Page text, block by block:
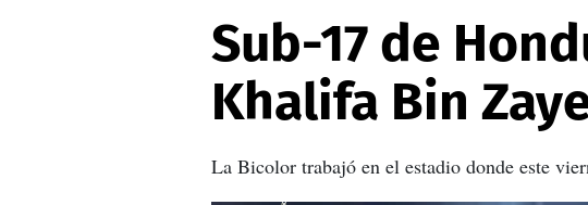
Sub-17 de
Khalifa Bin
La Bicolor trabajó en el estadio donde este